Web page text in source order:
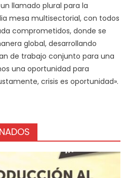
llamado plural para la
mesa multisectorial, con todos
comprometidos, donde se
global, desarrollando
de trabajo conjunto para una
una oportunidad para
crisis es oportunidad».